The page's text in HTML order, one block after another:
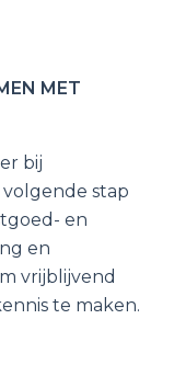
MET
bij
stap
en
en
vrijblijvend
te maken.